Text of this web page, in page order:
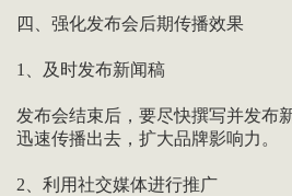
四、强化发布会后期传播效果
1、及时发布新闻稿
发布会结束后，要尽快撰写并发布
迅速传播出去，扩大品牌影响力。
2、利用社交媒体进行推广